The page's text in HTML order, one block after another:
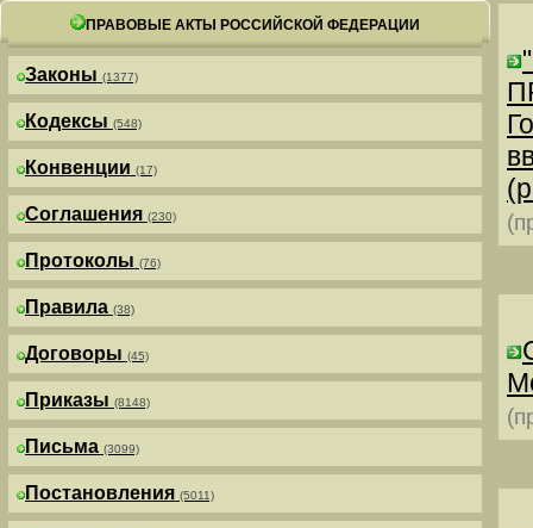
ПРАВОВЫЕ АКТЫ РОССИЙСКОЙ ФЕДЕРАЦИИ
Законы (1377)
Кодексы (548)
Конвенции (17)
Соглашения (230)
Протоколы (76)
Правила (38)
Договоры (45)
Приказы (8148)
Письма (3099)
Постановления (5011)